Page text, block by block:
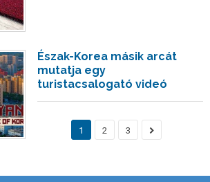
Észak-Korea másik arcát
mutatja egy
turistacsalogató videó
1 2 3